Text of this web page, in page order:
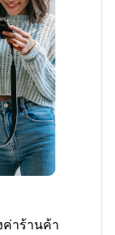
าร้านค้า